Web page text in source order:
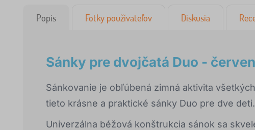
Popis Fotky používateľov Diskusia
Sánky pre dvojčatá Duo -
Sánkovanie je obľúbená zimná aktivita
tieto krásne a praktické sánky Duo pre dve deti.
Univerzálna béžová konštrukcia sánok sa